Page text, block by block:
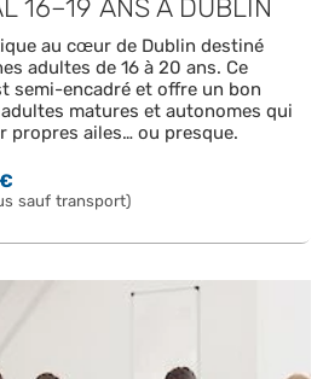
16–19 ANS À DUBLIN
au cœur de Dublin destiné
adultes de 16 à 20 ans. Ce
semi-encadré et offre un bon
matures et autonomes qui
propres ailes… ou presque.
sauf transport)